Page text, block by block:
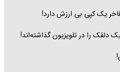
یک کپی بی ارزش دارد!
دلقک را در تلویزیون گذاشته‌اند!